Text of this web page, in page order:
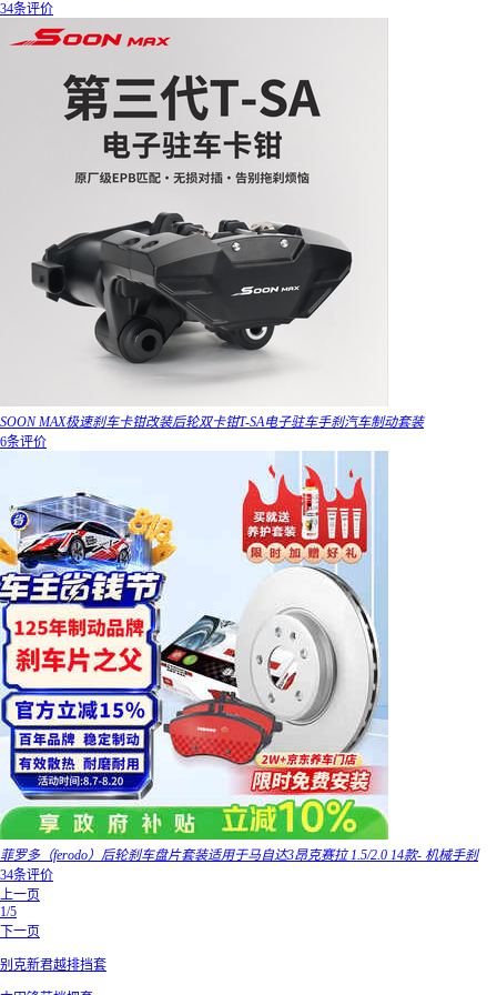
34条评价
SOON MAX极速刹车卡钳改装后轮双卡钳T-SA电子驻车手刹汽车制动套装
6条评价
菲罗多（ferodo）后轮刹车盘片套装适用于马自达3昂克赛拉 1.5/2.0 14款- 机械手刹
34条评价
上一页
1/5
下一页
别克新君越排挡套